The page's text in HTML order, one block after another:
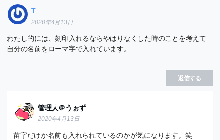
T
2020年4月13日
わたし的には、刻印入れるならやはりなくした時のことを考えて
自分の名前をローマ字で入れています。
返信する
管理人＠うぉず
2020年4月13日
苗字だけか名前も入れられているのかが気になります。笑